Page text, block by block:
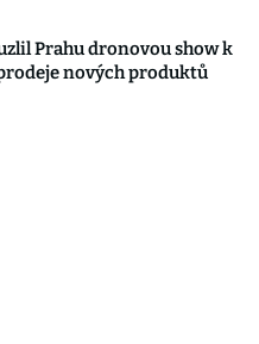
Prahu dronovou show k
nových produktů